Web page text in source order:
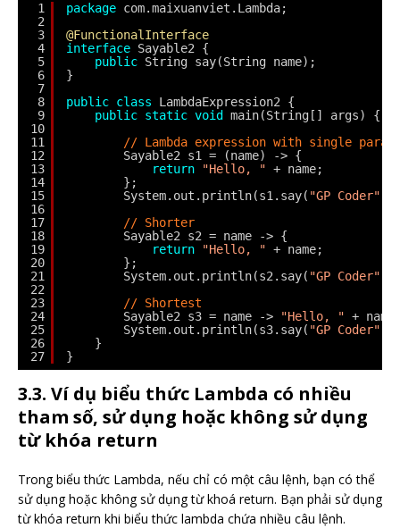
1
2
3
4
5
6
7
8
9
10
11
12
13
14
15
16
17
18
19
20
21
22
23
24
25
26
27
package com.maixuanviet.Lambda;
@FunctionalInterface
interface Sayable2 {
public String say(String name);
}
public class
LambdaExpression2 {
public static void
main(String[] args) {
// Lambda expression with single
Sayable2 s1 = (name) -> {
return
"Hello, " + name;
};
System.out.println(s1.say( "GP Coder"
// Shorter
Sayable2 s2 = name -> {
return
"Hello, " + name;
};
System.out.println(s2.say( "GP Coder"
// Shortest
Sayable2 s3 = name ->
"Hello, " +
System.out.println(s3.say( "GP Coder"
}
}
3.3. Ví dụ biểu thức Lambda có nhiều
tham số, sử dụng hoặc không sử dụng
từ khóa return
Trong biểu thức Lambda, nếu chỉ có một câu lệnh, bạn có thể
sử dụng hoặc không sử dụng từ khoá return. Bạn phải sử dụng
từ khóa return khi biểu thức lambda chứa nhiều câu lệnh.